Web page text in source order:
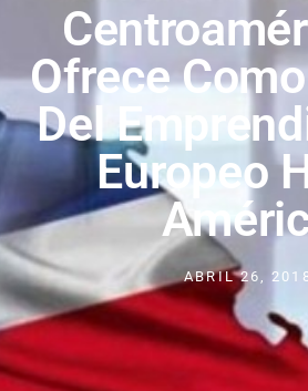
Ofrece
Del
Europeo
ABRIL 26,